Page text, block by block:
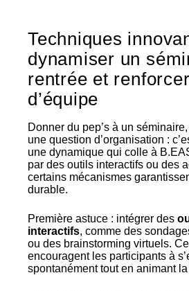
Techniques
dynamiser un
rentrée et
d’équipe
Donner du pep’s à un
une question d’organisation :
une dynamique qui colle à
par des outils interactifs ou des
certains mécanismes
durable.
Première astuce : intégrer des
interactifs, comme des
ou des brainstorming virtuels.
encouragent les participants à
spontanément tout en animant